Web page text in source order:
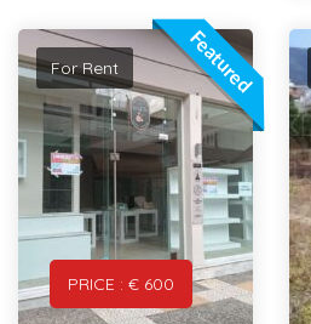
Featured
PRICE : € 600
For Rent